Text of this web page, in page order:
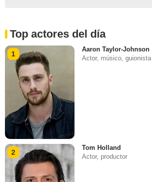
Top actores del día
1
Aaron Taylor-Johnson
Actor, músico, guionista
2
Tom Holland
Actor, productor